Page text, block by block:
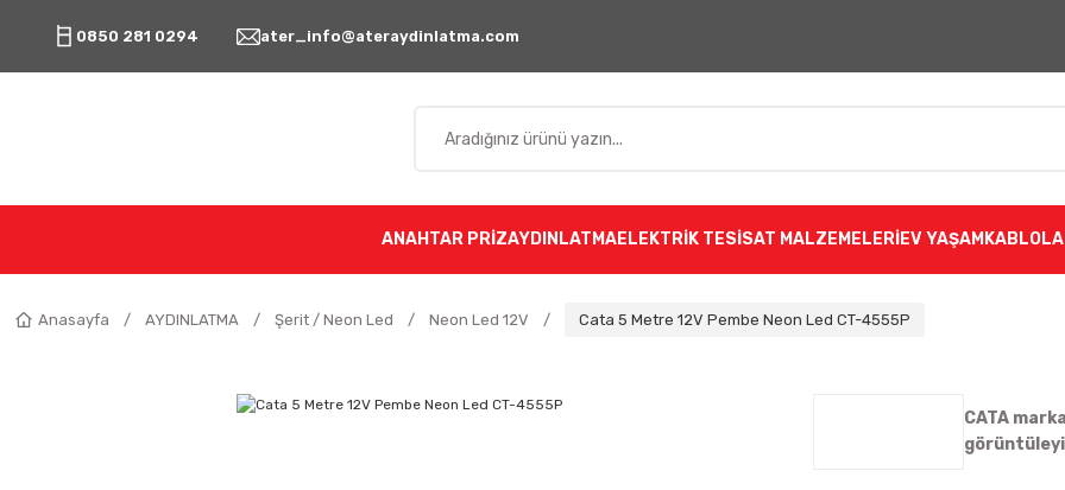
0850 281 0294 ater_info@ateraydinlatma.com
ANAHTAR PRİZAYDINLATMAELEKTRİK TESİSAT MALZEMELERİEV YAŞAM
Anasayfa AYDINLATMA Şerit / Neon Led Neon Led 12V Cata 5 Metre 12V Pembe Neon Led CT-4555P
CATA